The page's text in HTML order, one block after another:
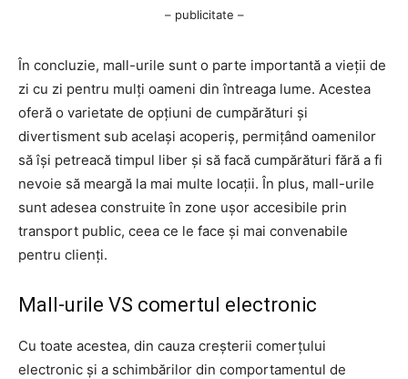
– publicitate –
În concluzie, mall-urile sunt o parte importantă a vieții de
zi cu zi pentru mulți oameni din întreaga lume. Acestea
oferă o varietate de opțiuni de cumpărături și
divertisment sub același acoperiș, permițând oamenilor
să își petreacă timpul liber și să facă cumpărături fără a fi
nevoie să meargă la mai multe locații. În plus, mall-urile
sunt adesea construite în zone ușor accesibile prin
transport public, ceea ce le face și mai convenabile
pentru clienți.
Mall-urile VS comertul electronic
Cu toate acestea, din cauza creșterii comerțului
electronic și a schimbărilor din comportamentul de